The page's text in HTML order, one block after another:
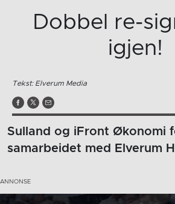
Dobbel re-
igjen!
Tekst: Elverum Media
Sulland og iFront Økonomi
samarbeidet med Elverum